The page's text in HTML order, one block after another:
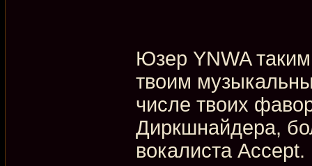
Юзер YNWA
твоим
числе твоих
Диркшнайдера,
вокалиста Accept.